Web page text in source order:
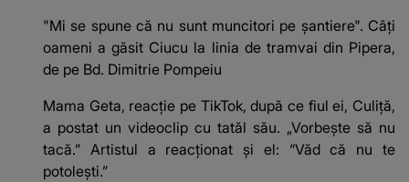
"Mi se spune că nu sunt muncitori pe șantiere". Câţi
oameni a găsit Ciucu la linia de tramvai din Pipera,
de pe Bd. Dimitrie Pompeiu
Mama Geta, reacție pe TikTok, după ce fiul ei, Culiță,
a postat un videoclip cu tatăl său. „Vorbește să nu
tacă.” Artistul a reacționat și el: “Văd că nu te
potoleşti.”